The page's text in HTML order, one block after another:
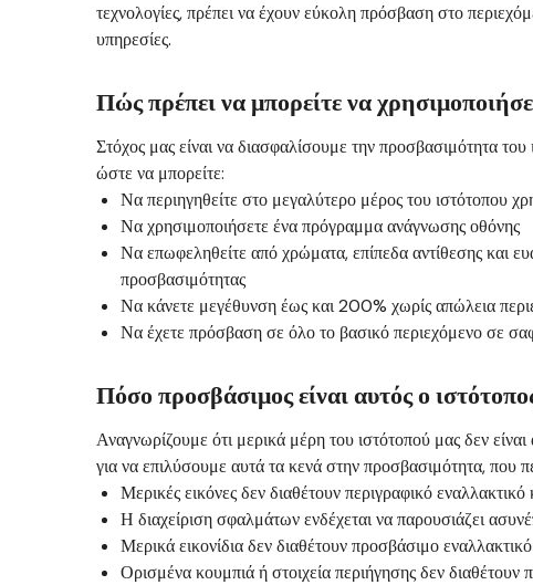
τεχνολογίες, πρέπει να έχουν εύκολη πρόσβαση στο
υπηρεσίες.
Πώς πρέπει να μπορείτε να
Στόχος μας είναι να διασφαλίσουμε την προσβασιμότητα
ώστε να μπορείτε:
Να περιηγηθείτε στο μεγαλύτερο μέρος του ιστότοπου
Να χρησιμοποιήσετε ένα πρόγραμμα ανάγνωσης οθόνης
Να επωφεληθείτε από χρώματα, επίπεδα αντίθεσης και
προσβασιμότητας
Να κάνετε μεγέθυνση έως και 200% χωρίς απώλεια
Να έχετε πρόσβαση σε όλο το βασικό περιεχόμενο σε
Πόσο προσβάσιμος είναι αυτός ο
Αναγνωρίζουμε ότι μερικά μέρη του ιστότοπού μας δεν
για να επιλύσουμε αυτά τα κενά στην προσβασιμότητα, που
Μερικές εικόνες δεν διαθέτουν περιγραφικό εναλλακτικό
Η διαχείριση σφαλμάτων ενδέχεται να παρουσιάζει
Μερικά εικονίδια δεν διαθέτουν προσβάσιμο
Ορισμένα κουμπιά ή στοιχεία περιήγησης δεν διαθέτουν